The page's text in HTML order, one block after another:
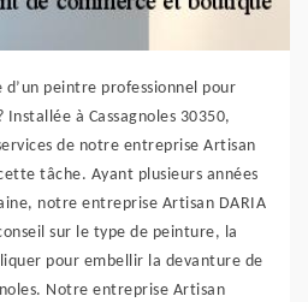
d’un peintre professionnel pour
à Cassagnoles 30350,
de notre entreprise Artisan
tâche. Ayant plusieurs années
notre entreprise Artisan DARIA
sur le type de peinture, la
pour embellir la devanture de
Notre entreprise Artisan